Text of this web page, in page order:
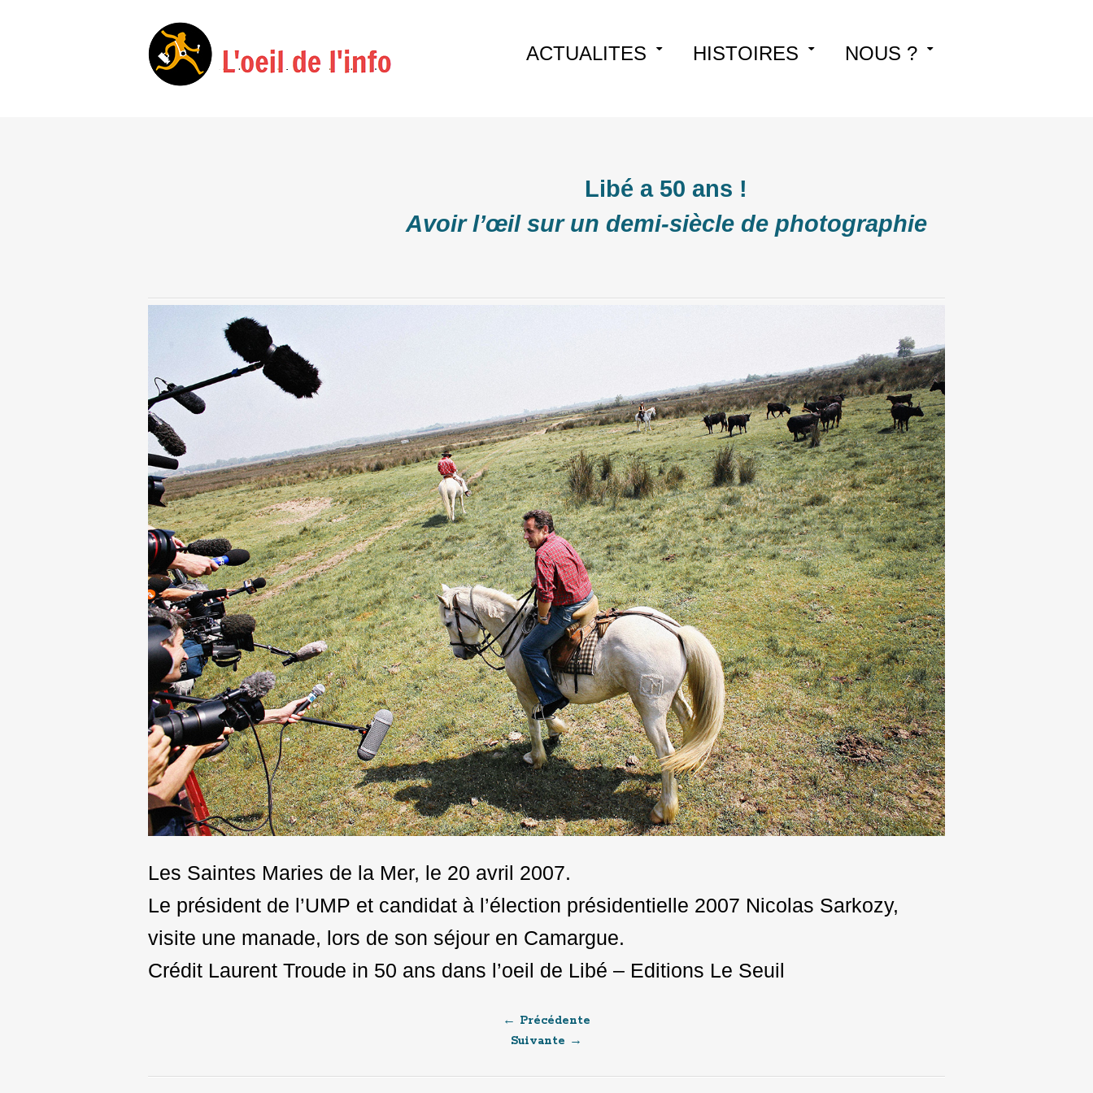
Skip
ACTUALITES HISTOIRES NOUS ?
Libé a 50 ans !
Avoir l’œil sur un demi-siècle de photographie
Les Saintes Maries de la Mer, le 20 avril 2007.
Le président de l’UMP et candidat à l’élection présidentielle 2007 Nicolas Sarkozy,
visite une manade, lors de son séjour en Camargue.
Crédit Laurent Troude in 50 ans dans l’oeil de Libé – Editions Le Seuil
navigation
← Précédente
Suivante →